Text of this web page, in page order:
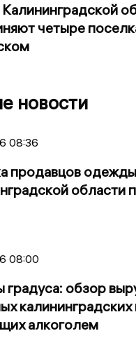
четыре
новости
08:36
продавцов
области
08:00
обзор
алкоголем